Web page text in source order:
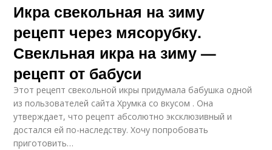
Икра свекольная на зиму
рецепт через мясорубку.
Свекльная икра на зиму —
рецепт от бабуси
Этот рецепт свекольной икры придумала бабушка одной
из пользователей сайта Хрумка со вкусом . Она
утверждает, что рецепт абсолютно эксклюзивный и
достался ей по-наследству. Хочу попробовать
приготовить…